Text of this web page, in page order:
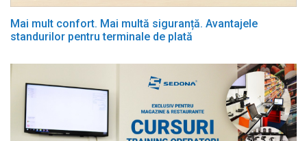
Mai mult confort. Mai multă siguranță. Avantajele
standurilor pentru terminale de plată